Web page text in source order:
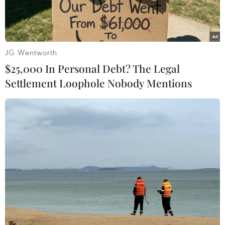
thiện công tác quản lý các bệnh không lây nhiễm. (Ảnh:
PV/Vietnam+)
Ngày 23/6, Thứ trưởng Bộ Y tế Nguyễn Thị Liên
Hương và Tiến sỹ Jonas Egebart - Giám đốc Cơ
JG Wentworth
$25,000 In Personal Debt? The Legal
Settlement Loophole Nobody Mentions